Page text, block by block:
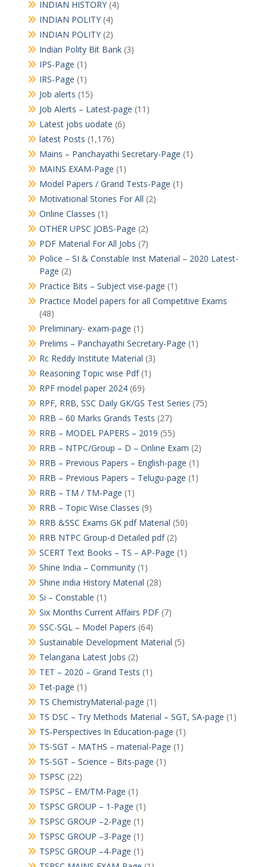
INDIAN HISTORY(4)
INDIAN POLITY(4)
INDIAN POLITY(2)
Indian Polity Bit Bank(3)
IPS-Page (1)
IRS-Page (1)
Job alerts (15)
Job Alerts – Latest-page (11)
Latest jobs uodate (6)
latest Posts (1,176)
Mains – Panchayathi Secretary-Page (1)
MAINS EXAM-Page (1)
Model Papers / Grand Tests-Page (1)
Motivational Stories For All (2)
Online Classes (1)
OTHER UPSC JOBS-Page (2)
PDF Material For All Jobs (7)
Police – SI & Constable Inst Material – 2020 Latest-
Page (2)
Practice Bits – Subject vise-page (1)
Practice Model papers for all Competitive Exams
(48)
Preliminary- exam-page (1)
Prelims – Panchayathi Secretary-Page (1)
Rc Reddy Institute Material (3)
Reasoning Topic wise Pdf(1)
RPF model paper 2024(69)
RPF, RRB, SSC Daily GK/GS Test Series (75)
RRB – 60 Marks Grands Tests (27)
RRB – MODEL PAPERS – 2019 (55)
RRB – NTPC/Group – D – Online Exam (2)
RRB – Previous Papers – English-page (1)
RRB – Previous Papers – Telugu-page (1)
RRB – TM / TM-Page (1)
RRB – Topic Wise Classes (9)
RRB &SSC Exams GK pdf Material (50)
RRB NTPC Group-d Detailed pdf(2)
SCERT Text Books – TS – AP-Page (1)
Shine India – Community(1)
Shine india History Material (28)
Si – Constable (1)
Six Months Current Affairs PDF(7)
SSC-SGL – Model Papers (64)
Sustainable Development Material (5)
Telangana Latest Jobs (2)
TET – 2020 – Grand Tests (1)
Tet-page (1)
TS ChemistryMaterial-page (1)
TS DSC – Try Methods Material – SGT, SA-page (1)
TS-Perspectives In Education-page (1)
TS-SGT – MATHS – material-Page (1)
TS-SGT – Science – Bits-page (1)
TSPSC (22)
TSPSC – EM/TM-Page (1)
TSPSC GROUP – 1-Page (1)
TSPSC GROUP –2-Page (1)
TSPSC GROUP –3-Page (1)
TSPSC GROUP –4-Page (1)